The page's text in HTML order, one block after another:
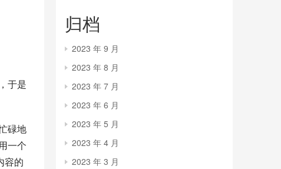
于是
碌地
一个
容的
归档
2023 年 9 月
2023 年 8 月
2023 年 7 月
2023 年 6 月
2023 年 5 月
2023 年 4 月
2023 年 3 月